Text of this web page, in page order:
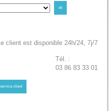
client est disponible 24h/24, 7j/7
Tél. :
03 86 83 33 01
client